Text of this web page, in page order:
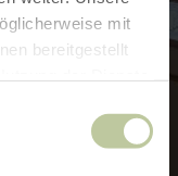
mit
bereitgestellt